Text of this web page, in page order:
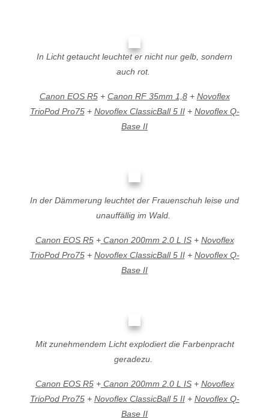
In Licht getaucht leuchtet er nicht nur gelb, sondern
auch rot.
Canon EOS R5+ Canon RF 35mm 1,8+ Novoflex
TrioPod Pro75+ Novoflex ClassicBall 5 II+ Novoflex Q-
Base II
In der Dämmerung leuchtet der Frauenschuh leise und
unauffällig im Wald.
Canon EOS R5+Canon 200mm 2.0 L IS+ Novoflex
TrioPod Pro75+ Novoflex ClassicBall 5 II+ Novoflex Q-
Base II
Mit zunehmendem Licht explodiert die Farbenpracht
geradezu.
Canon EOS R5+Canon 200mm 2.0 L IS+ Novoflex
TrioPod Pro75+ Novoflex ClassicBall 5 II+ Novoflex Q-
Base II